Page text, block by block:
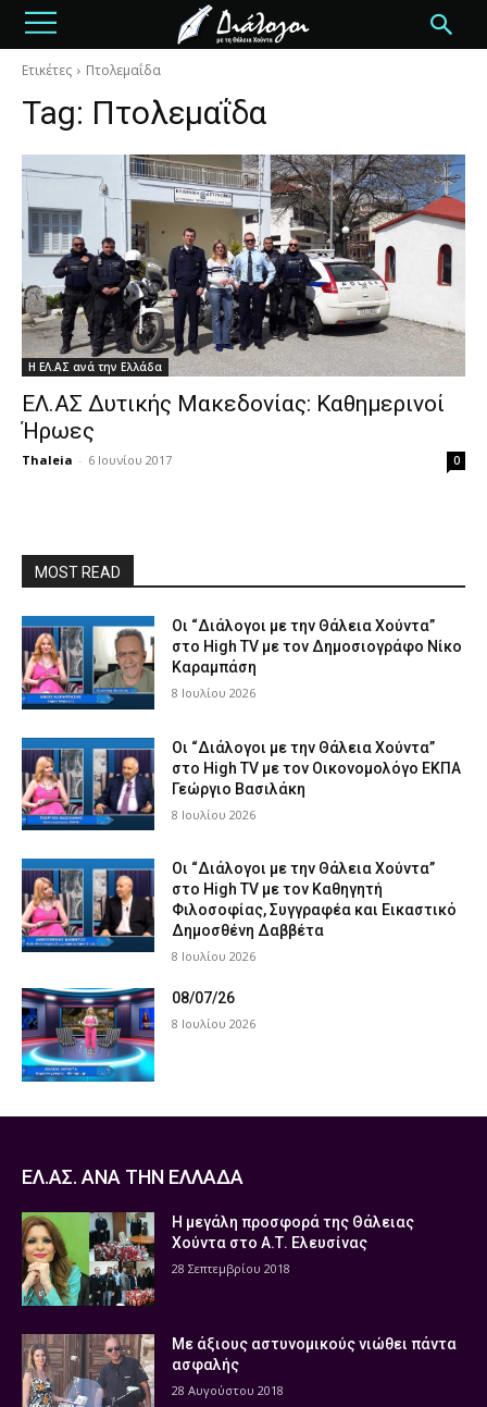
Ετικέτες Πτολεμαΐδα
Tag: Πτολεμαΐδα
Η ΕΛ.ΑΣ ανά την Ελλάδα
ΕΛ.ΑΣ Δυτικής Μακεδονίας: Καθημερινοί
Ήρωες
Thaleia - 6 Ιουνίου 2017 0
MOST READ
Οι “Διάλογοι με την Θάλεια Χούντα”
στο High TV με τον Δημοσιογράφο Νίκο
Καραμπάση
8 Ιουλίου 2026
Οι “Διάλογοι με την Θάλεια Χούντα”
στο High TV με τον Οικονομολόγο ΕΚΠΑ
Γεώργιο Βασιλάκη
8 Ιουλίου 2026
Οι “Διάλογοι με την Θάλεια Χούντα”
στο High TV με τον Καθηγητή
Φιλοσοφίας, Συγγραφέα και Εικαστικό
Δημοσθένη Δαββέτα
8 Ιουλίου 2026
08/07/26
8 Ιουλίου 2026
ΕΛ.ΑΣ. ΑΝΑ ΤΗΝ ΕΛΛΑΔΑ
Η μεγάλη προσφορά της Θάλειας
Χούντα στο Α.Τ. Ελευσίνας
28 Σεπτεμβρίου 2018
Με άξιους αστυνομικούς νιώθει πάντα
ασφαλής
28 Αυγούστου 2018